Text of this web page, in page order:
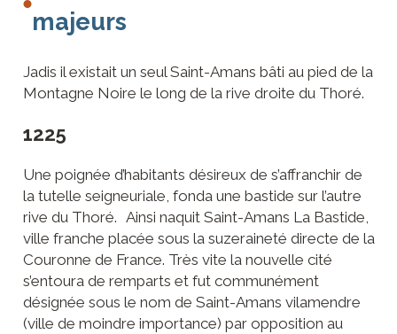
majeurs
Jadis il existait un seul Saint-Amans bâti au pied de la
Montagne Noire le long de la rive droite du Thoré.
1225
Une poignée d’habitants désireux de s’affranchir de
la tutelle seigneuriale, fonda une bastide sur l’autre
rive du Thoré. Ainsi naquit Saint-Amans La Bastide,
ville franche placée sous la suzeraineté directe de la
Couronne de France. Très vite la nouvelle cité
s’entoura de remparts et fut communément
désignée sous le nom de Saint-Amans vilamendre
(ville de moindre importance) par opposition au